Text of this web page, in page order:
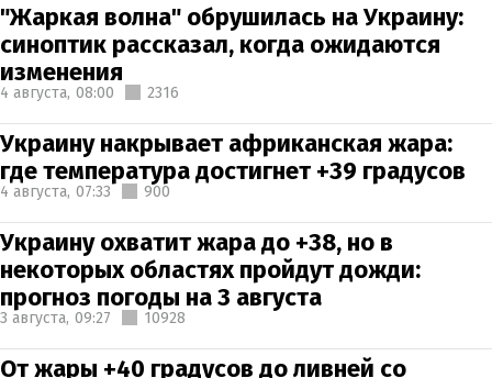
"Жаркая волна" обрушилась на Украину:
синоптик рассказал, когда ожидаются
изменения
4 августа, 08:00 2316
Украину накрывает африканская жара:
где температура достигнет +39 градусов
4 августа, 07:33 900
Украину охватит жара до +38, но в
некоторых областях пройдут дожди:
прогноз погоды на 3 августа
3 августа, 09:27 10928
От жары +40 градусов до ливней со